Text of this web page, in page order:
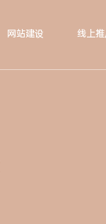
网站建设 线上